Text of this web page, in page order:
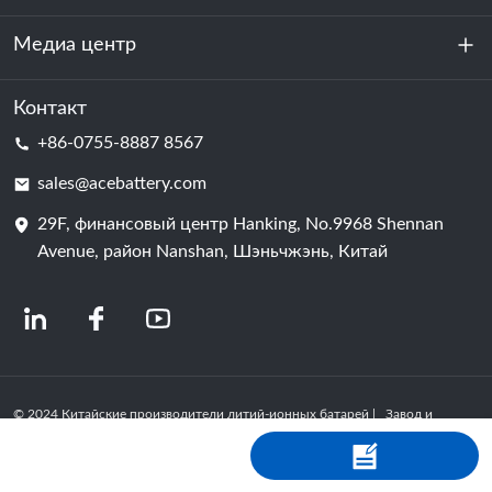
устойчивость
Хранение энергии
Центр обработки данных и серверная комната
Батарейная ячейка
Медиа центр
Новости
Контакт
+86-0755-8887 8567
sales@acebattery.com
29F, финансовый центр Hanking, No.9968 Shennan
Avenue, район Nanshan, Шэньчжэнь, Китай
© 2024 Китайские производители литий-ионных батарей | Завод и
компания по производству литиевых батарей | ACE Battery Powered by
политика конфиденциальности 粤ICP备2022150578号